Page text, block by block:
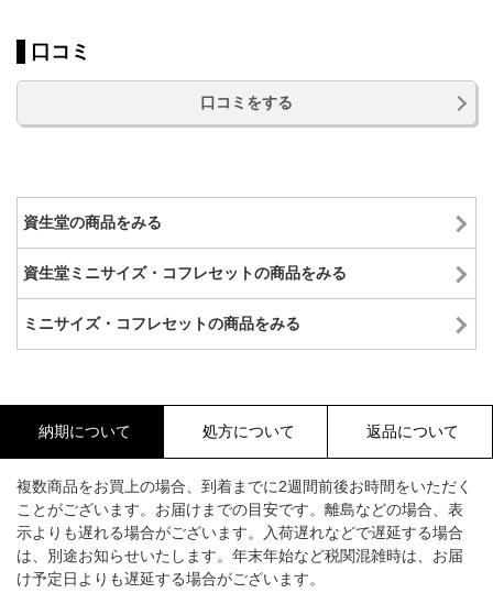
口コミ
口コミをする
資生堂の商品をみる
資生堂ミニサイズ・コフレセットの商品をみる
ミニサイズ・コフレセットの商品をみる
納期について 処方について 返品について
複数商品をお買上の場合、到着までに2週間前後お時間をいただく
ことがございます。お届けまでの目安です。離島などの場合、表
示よりも遅れる場合がございます。入荷遅れなどで遅延する場合
は、別途お知らせいたします。年末年始など税関混雑時は、お届
け予定日よりも遅延する場合がございます。